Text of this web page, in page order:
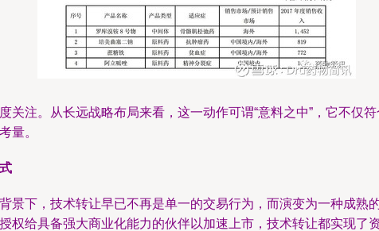
关注。从长远战略布局来看，这一动作可谓“意料之中”，它不仅
量。
景下，技术转让早已不再是单一的交易行为，而演变为一种成熟
权给具备强大商业化能力的伙伴以加速上市，技术转让都实现了